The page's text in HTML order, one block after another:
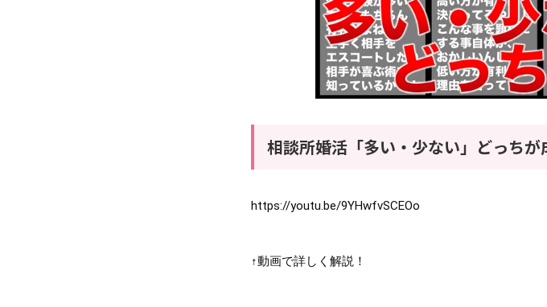
相談所婚活「多い・少ない」どっちが
https://youtu.be/9YHwfvSCEOo
↑動画で詳しく解説！